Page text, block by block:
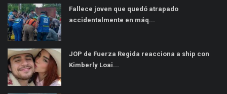
Fallece joven que quedó atrapado
accidentalmente en máq...
JOP de Fuerza Regida reacciona a ship con
Kimberly Loai...